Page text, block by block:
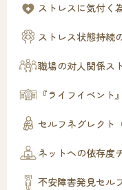
ストレスに気付く
ストレス状態持続
職場の対人関係ス
『ライフイベント
セルフネグレクト
ネットへの依存度
不安障害発見セル